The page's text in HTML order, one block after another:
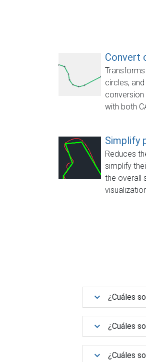
Convert
circles,
with both
Simplify
Reduces
simplify
the overall
¿Cuáles
¿Cuáles
¿Cuáles